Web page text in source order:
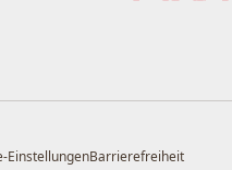
EinstellungenBarrierefreiheit